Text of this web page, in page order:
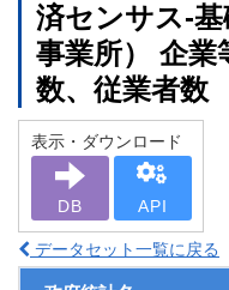
済センサス‐
事業所） 企業
数、従業者数
表示・ダウンロード
DB API
データセット一覧に戻る